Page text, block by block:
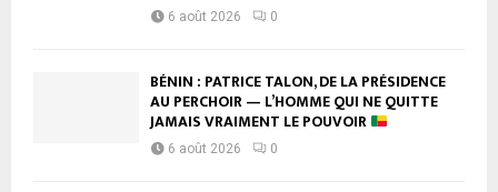
6 août 2026 0
BÉNIN : PATRICE TALON, DE LA PRÉSIDENCE
AU PERCHOIR — L’HOMME QUI NE QUITTE
JAMAIS VRAIMENT LE POUVOIR
6 août 2026 0